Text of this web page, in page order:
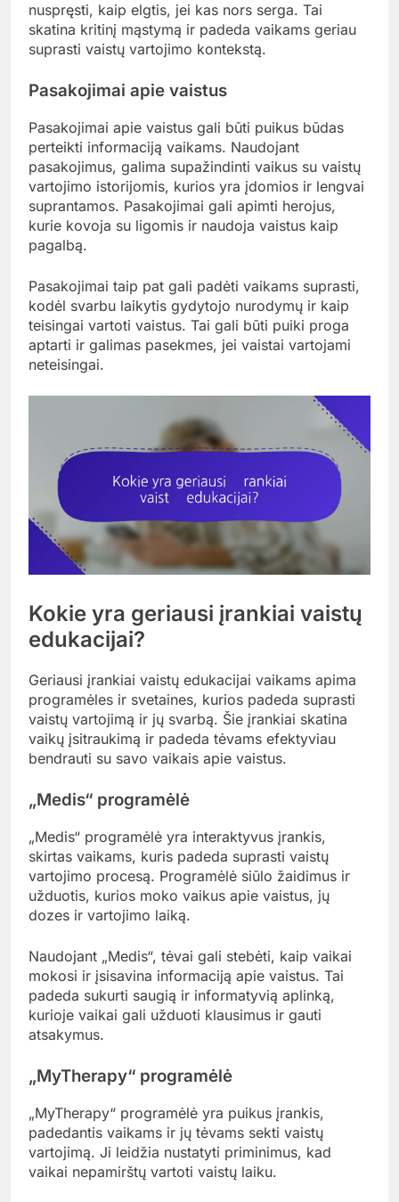
nuspręsti, kaip elgtis, jei kas nors serga. Tai
skatina kritinį mąstymą ir padeda vaikams geriau
suprasti vaistų vartojimo kontekstą.
Pasakojimai apie vaistus
Pasakojimai apie vaistus gali būti puikus būdas
perteikti informaciją vaikams. Naudojant
pasakojimus, galima supažindinti vaikus su vaistų
vartojimo istorijomis, kurios yra įdomios ir lengvai
suprantamos. Pasakojimai gali apimti herojus,
kurie kovoja su ligomis ir naudoja vaistus kaip
pagalbą.
Pasakojimai taip pat gali padėti vaikams suprasti,
kodėl svarbu laikytis gydytojo nurodymų ir kaip
teisingai vartoti vaistus. Tai gali būti puiki proga
aptarti ir galimas pasekmes, jei vaistai vartojami
neteisingai.
Kokie yra geriausi įrankiai vaistų
edukacijai?
Geriausi įrankiai vaistų edukacijai vaikams apima
programėles ir svetaines, kurios padeda suprasti
vaistų vartojimą ir jų svarbą. Šie įrankiai skatina
vaikų įsitraukimą ir padeda tėvams efektyviau
bendrauti su savo vaikais apie vaistus.
„Medis“ programėlė
„Medis“ programėlė yra interaktyvus įrankis,
skirtas vaikams, kuris padeda suprasti vaistų
vartojimo procesą. Programėlė siūlo žaidimus ir
užduotis, kurios moko vaikus apie vaistus, jų
dozes ir vartojimo laiką.
Naudojant „Medis“, tėvai gali stebėti, kaip vaikai
mokosi ir įsisavina informaciją apie vaistus. Tai
padeda sukurti saugią ir informatyvią aplinką,
kurioje vaikai gali užduoti klausimus ir gauti
atsakymus.
„MyTherapy“ programėlė
„MyTherapy“ programėlė yra puikus įrankis,
padedantis vaikams ir jų tėvams sekti vaistų
vartojimą. Ji leidžia nustatyti priminimus, kad
vaikai nepamirštų vartoti vaistų laiku.